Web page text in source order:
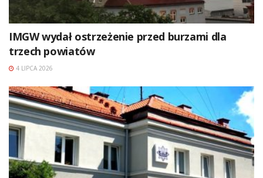
IMGW wydał ostrzeżenie przed burzami dla
trzech powiatów
4 LIPCA 2026